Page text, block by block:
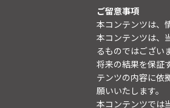
ご留意事項
本コンテンツは、
本コンテンツは、
るものではござい
将来の結果を保証
テンツの内容に依
願いいたします。
本コンテンツでは